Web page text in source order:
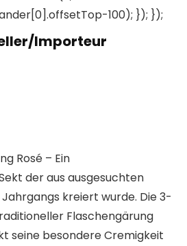
100); }); });
Importeur
Rosé – Ein
der aus ausgesuchten
kreiert wurde. Die 3-
Flaschengärung
seine besondere Cremigkeit